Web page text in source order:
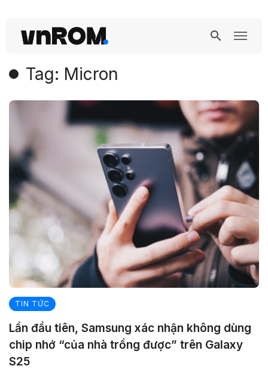
Tag: Micron
TIN TỨC
Lần đầu tiên, Samsung xác nhận không dùng
chip nhớ “của nhà trồng được” trên Galaxy
S25